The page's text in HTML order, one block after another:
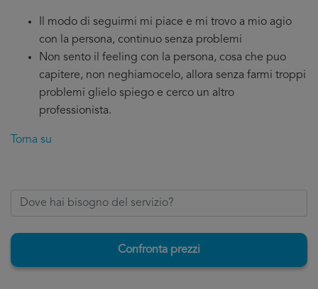
Il modo di seguirmi mi piace e mi trovo a mio agio
con la persona, continuo senza problemi
Non sento il feeling con la persona, cosa che puo
capitere, non neghiamocelo, allora senza farmi troppi
problemi glielo spiego e cerco un altro
professionista.
Torna su
Confronta prezzi